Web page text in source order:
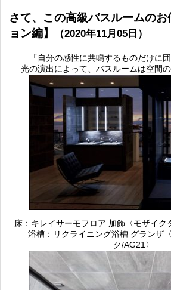
さて、この高級バスルームの
ョン編】
（2020年11月05日）
「自分の感性に共鳴するものだけに
光の演出によって、バスルームは空間の
床：キレイサーモフロア 加飾〈モザイク
浴槽：リクライニング浴槽 グランザ
ク/AG21〉